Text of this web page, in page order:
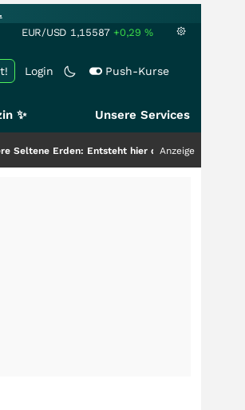
EUR/USD 1,15587 +0,29 %
Login Push-Kurse
✨ Unsere Services
Entsteht hier die nächste Milliardenstory?
Anzeige